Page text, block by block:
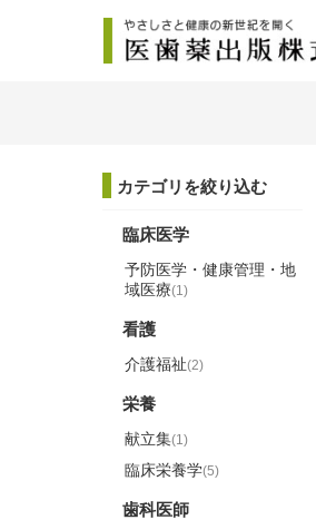
カテゴリを絞り込む
臨床医学
予防医学・健康管理・地
域医療(1)
看護
介護福祉(2)
栄養
献立集(1)
臨床栄養学(5)
歯科医師